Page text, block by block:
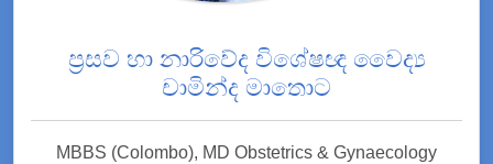
ප්‍රසව හා නාරිවේද විශේෂඥ වෛද්‍ය
චාමින්ද මාතොට
MBBS (Colombo), MD Obstetrics & Gynaecology